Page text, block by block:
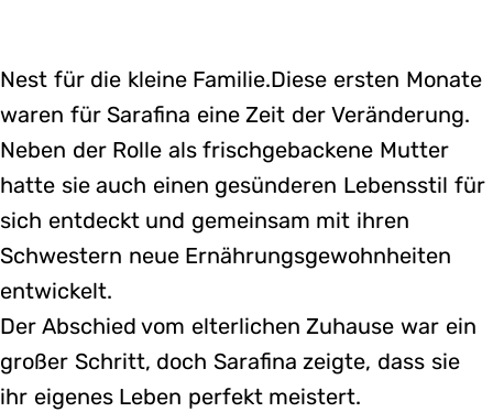
Nest für die kleine Familie.Diese ersten Monate
waren für Sarafina eine Zeit der Veränderung.
Neben der Rolle als frischgebackene Mutter
hatte sie auch einen gesünderen Lebensstil für
sich entdeckt und gemeinsam mit ihren
Schwestern neue Ernährungsgewohnheiten
entwickelt.
Der Abschied vom elterlichen Zuhause war ein
großer Schritt, doch Sarafina zeigte, dass sie
ihr eigenes Leben perfekt meistert.